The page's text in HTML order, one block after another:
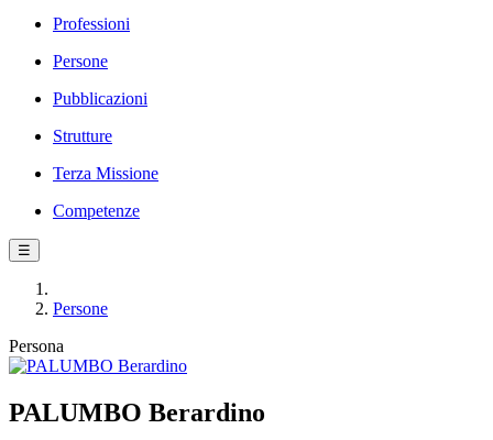
Professioni
Persone
Pubblicazioni
Strutture
Terza Missione
Competenze
☰
Persone
Persona
PALUMBO Berardino